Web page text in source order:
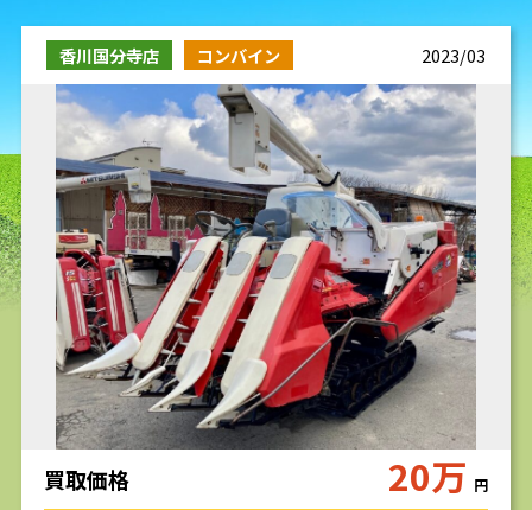
取り扱い商品
販売中の農機具
よく頂く質問
お問い合わせ
求人
香川国分寺店 コンバイン 2023/03
買取価格 20万 円